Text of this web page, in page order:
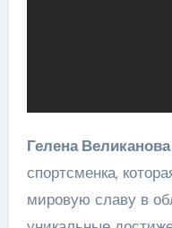
Гелена Великанова
спортсменка,
мировую славу в